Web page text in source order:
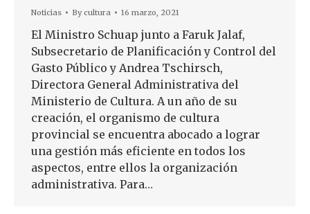
Noticias Bycultura 16 marzo, 2021
El Ministro Schuap junto a Faruk Jalaf,
Subsecretario de Planificación y Control del
Gasto Público y Andrea Tschirsch,
Directora General Administrativa del
Ministerio de Cultura. A un año de su
creación, el organismo de cultura
provincial se encuentra abocado a lograr
una gestión más eficiente en todos los
aspectos, entre ellos la organización
administrativa. Para…